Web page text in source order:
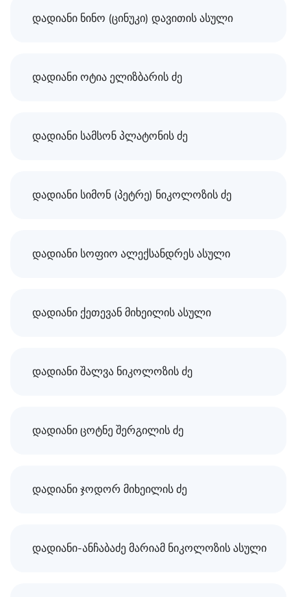
დადიანი ნინო (ცინუკი) დავითის ასული
დადიანი ოტია ელიზბარის ძე
დადიანი სამსონ პლატონის ძე
დადიანი სიმონ (პეტრე) ნიკოლოზის ძე
დადიანი სოფიო ალექსანდრეს ასული
დადიანი ქეთევან მიხეილის ასული
დადიანი შალვა ნიკოლოზის ძე
დადიანი ცოტნე შერგილის ძე
დადიანი ჯოდორ მიხეილის ძე
დადიანი-ანჩაბაძე მარიამ ნიკოლოზის ასული